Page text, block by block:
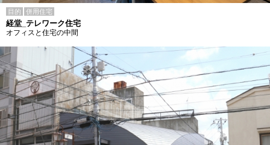
目的 併用住宅
経堂_テレワーク住宅
オフィスと住宅の中間